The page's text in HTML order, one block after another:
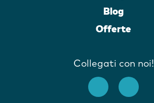
Blog
Offerte
Collegati con noi!